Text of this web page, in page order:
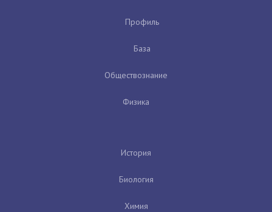
Профиль
База
Обществознание
Физика
История
Биология
Химия